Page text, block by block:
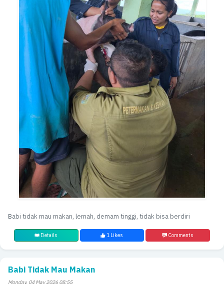
Babi tidak mau makan, lemah, demam tinggi, tidak bisa berdiri
Details 1 Likes Comments
Babi Tidak Mau Makan
Monday, 04 May 2026 08:55